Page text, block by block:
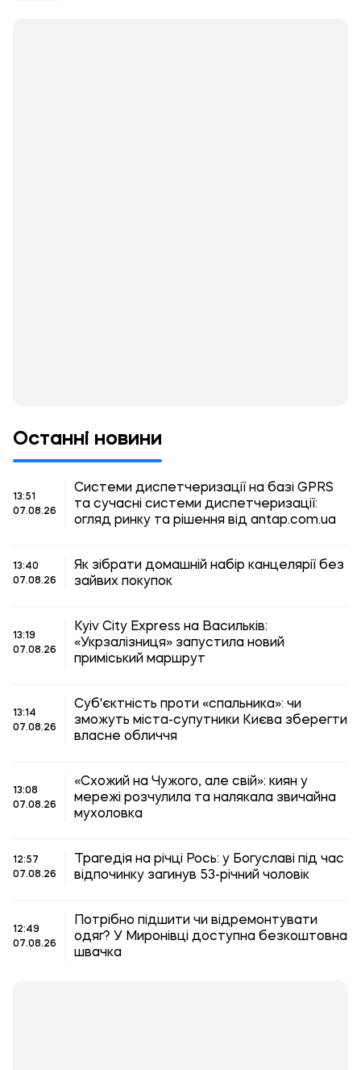
Останні новини
13:51
07.08.26
Системи диспетчеризації на базі GPRS
та сучасні системи диспетчеризації:
огляд ринку та рішення від antap.com.ua
13:40
07.08.26
Як зібрати домашній набір канцелярії без
зайвих покупок
13:19
07.08.26
Kyiv City Express на Васильків:
«Укрзалізниця» запустила новий
приміський маршрут
13:14
07.08.26
Суб'єктність проти «спальника»: чи
зможуть міста-супутники Києва зберегти
власне обличчя
13:08
07.08.26
«Схожий на Чужого, але свій»: киян у
мережі розчулила та налякала звичайна
мухоловка
12:57
07.08.26
Трагедія на річці Рось: у Богуславі під час
відпочинку загинув 53-річний чоловік
12:49
07.08.26
Потрібно підшити чи відремонтувати
одяг? У Миронівці доступна безкоштовна
швачка